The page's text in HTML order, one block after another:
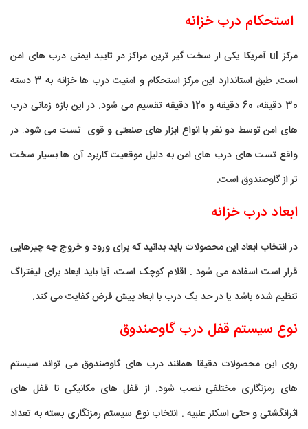
استحکام درب خزانه
مرکز ul آمریکا یکی از سخت گیر ترین مراکز در تایید ایمنی درب های امن
است. طبق استاندارد این مرکز استحکام و امنیت درب ها خزانه به 3 دسته
30 دقیقه، 60 دقیقه و 120 دقیقه تقسیم می شود. در این بازه زمانی درب
های امن توسط دو نفر با انواع ابزار های صنعتی و قوی تست می شود. در
واقع تست های درب های امن به دلیل موقعیت کاربرد آن ها بسیار سخت
تر از گاوصندوق است.
ابعاد درب خزانه
در انتخاب ابعاد این محصولات باید بدانید که برای ورود و خروج چه چیزهایی
قرار است اسفاده می شود . اقلام کوچک است، آیا باید ابعاد برای لیفتراگ
تنظیم شده باشد یا در حد یک درب با ابعاد پیش فرض کفایت می کند.
نوع سیستم قفل درب گاوصندوق
روی این محصولات دقیقا همانند درب های گاوصندوق می تواند سیستم
های رمزنگاری مختلفی نصب شود. از قفل های مکانیکی تا قفل های
اثرانگشتی و حتی اسکنر عنبیه . انتخاب نوع سیستم رمزنگاری بسته به تعداد